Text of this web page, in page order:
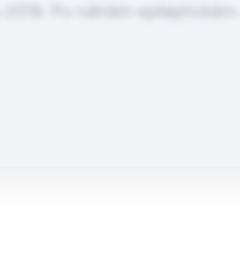
Po náhlém epileptickém…